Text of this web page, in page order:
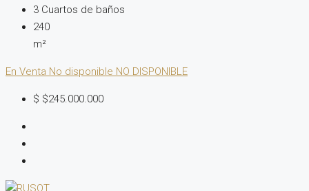
3 Cuartos de baños
240
m²
En Venta No disponible NO DISPONIBLE
$ $245.000.000